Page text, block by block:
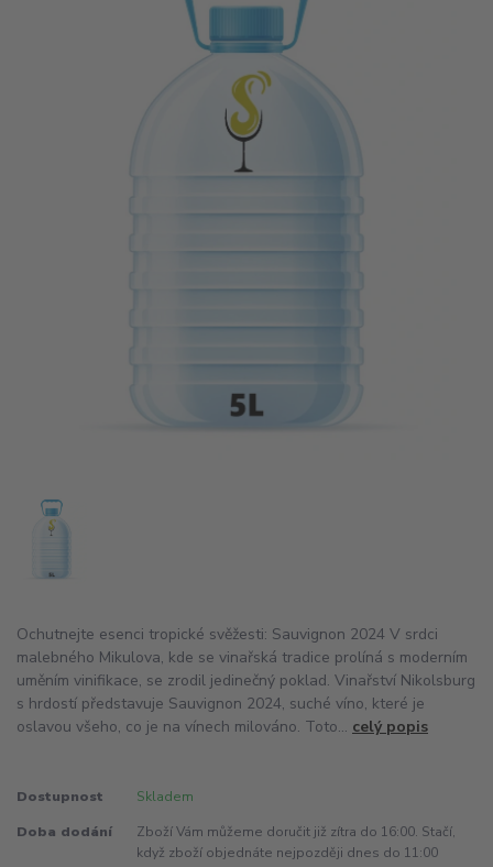
Ochutnejte esenci tropické svěžesti: Sauvignon 2024 V srdci
malebného Mikulova, kde se vinařská tradice prolíná s moderním
uměním vinifikace, se zrodil jedinečný poklad. Vinařství Nikolsburg
s hrdostí představuje Sauvignon 2024, suché víno, které je
oslavou všeho, co je na vínech milováno. Toto... celý popis
Dostupnost Skladem
Doba dodání
Zboží Vám můžeme doručit již zítra do 16:00. Stačí,
když zboží objednáte nejpozději dnes do 11:00